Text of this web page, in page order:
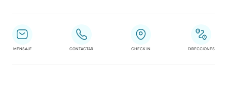
MENSAJE CONTACTAR CHECK IN DIRECCIONES